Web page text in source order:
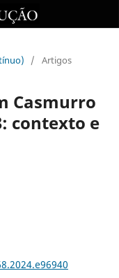
/ Artigos
Casmurro
contexto e